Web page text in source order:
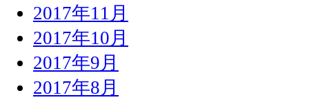
2017年11月
2017年10月
2017年9月
2017年8月